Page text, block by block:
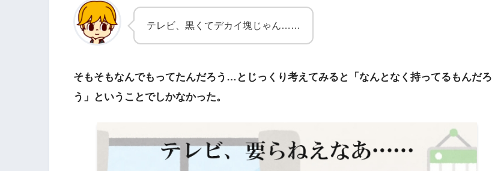
テレビ、黒くてデカイ塊じゃん……
そもそもなんでもってたんだろう…とじっくり考えてみると「なんとなく持ってるもんだろ
う」ということでしかなかった。